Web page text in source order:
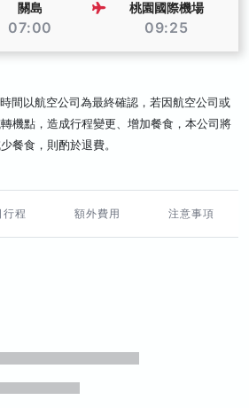
關島
07:00
桃園國際機場
09:25
間以航空公司為最終確認，若因航空公司或
機點，造成行程變更、增加餐食，本公司將
餐食，則酌於退費。
行程 額外費用 注意事項